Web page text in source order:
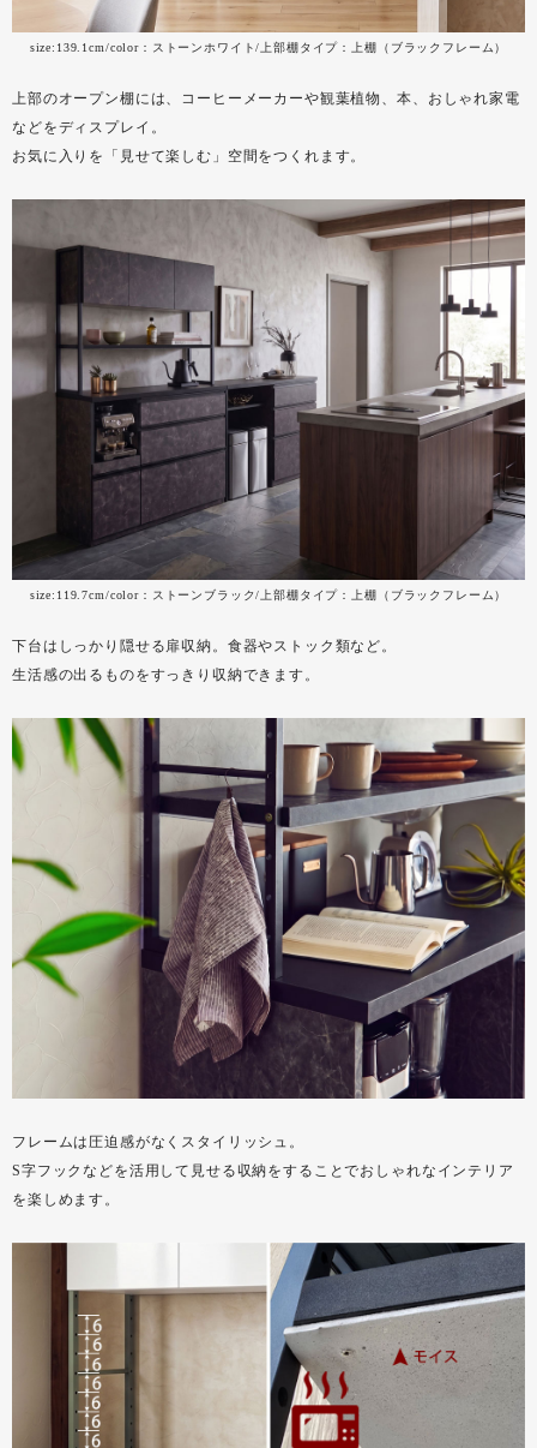
size:139.1cm/color：ストーンホワイト/上部棚タイプ：上棚（ブラックフレーム）
上部のオープン棚には、コーヒーメーカーや観葉植物、本、おしゃれ家電
などをディスプレイ。
お気に入りを「見せて楽しむ」空間をつくれます。
size:119.7cm/color：ストーンブラック/上部棚タイプ：上棚（ブラックフレーム）
下台はしっかり隠せる扉収納。食器やストック類など。
生活感の出るものをすっきり収納できます。
フレームは圧迫感がなくスタイリッシュ。
S字フックなどを活用して見せる収納をすることでおしゃれなインテリア
を楽しめます。